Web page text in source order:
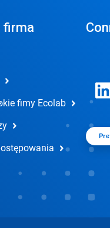
fimy Ecolab
firma